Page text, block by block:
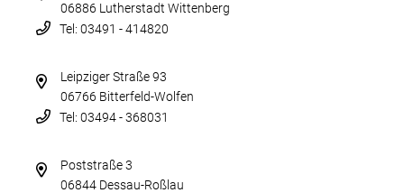
06886 Lutherstadt Wittenberg
Tel: 03491 - 414820
Leipziger Straße 93
06766 Bitterfeld-Wolfen
Tel: 03494 - 368031
Poststraße 3
06844 Dessau-Roßlau